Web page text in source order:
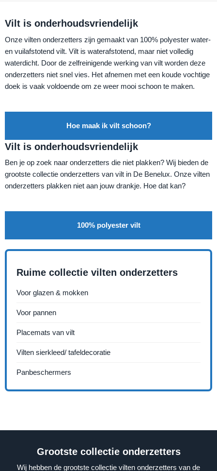
Vilt is onderhoudsvriendelijk
Onze vilten onderzetters zijn gemaakt van 100% polyester water-
en vuilafstotend vilt. Vilt is waterafstotend, maar niet volledig
waterdicht. Door de zelfreinigende werking van vilt worden deze
onderzetters niet snel vies. Het afnemen met een koude vochtige
doek is vaak voldoende om ze weer mooi schoon te maken.
Hoe maak ik vilt schoon?
Vilt is onderhoudsvriendelijk
Ben je op zoek naar onderzetters die niet plakken? Wij bieden de
grootste collectie onderzetters van vilt in De Benelux. Onze vilten
onderzetters plakken niet aan jouw drankje. Hoe dat kan?
100% polyester vilt
Ruime collectie vilten onderzetters
Voor glazen & mokken
Voor pannen
Placemats van vilt
Vilten sierkleed/ tafeldecoratie
Panbeschermers
Grootste collectie onderzetters
Wij hebben de grootste collectie vilten onderzetters van de